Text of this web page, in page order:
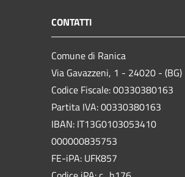
CONTATTI
Comune di Ranica
Via Gavazzeni, 1 - 24020 - (BG)
Codice Fiscale: 00330380163
Partita IVA: 00330380163
IBAN: IT13G0103053410
000000835753
FE-iPA: UFK857